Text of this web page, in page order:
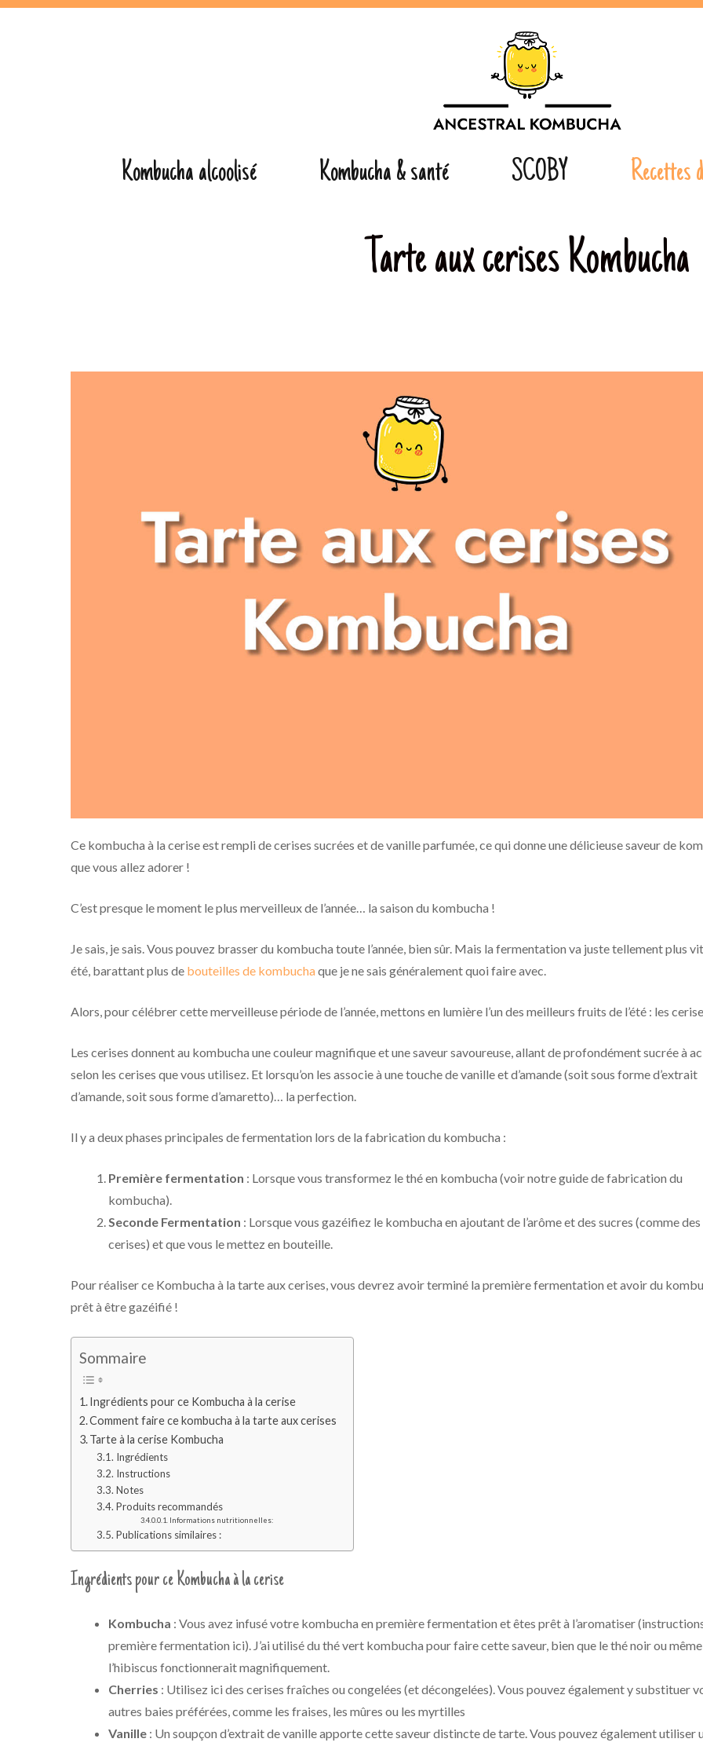
Aller
Kombucha alcoolisé Kombucha & santé SCOBY Recettes
Tarte aux cerises Kombucha
Ce kombucha à la cerise est rempli de cerises sucrées et de vanille parfumée, ce qui donne une délicieuse saveur de
que vous allez adorer !
C’est presque le moment le plus merveilleux de l’année… la saison du kombucha !
Je sais, je sais. Vous pouvez brasser du kombucha toute l’année, bien sûr. Mais la fermentation va juste tellement plus
été, barattant plus de bouteilles de kombuchaque je ne sais généralement quoi faire avec.
Alors, pour célébrer cette merveilleuse période de l’année, mettons en lumière l’un des meilleurs fruits de l’été : les
Les cerises donnent au kombucha une couleur magnifique et une saveur savoureuse, allant de profondément sucrée à
selon les cerises que vous utilisez. Et lorsqu’on les associe à une touche de vanille et d’amande (soit sous forme d’extrait
d’amande, soit sous forme d’amaretto)… la perfection.
Il y a deux phases principales de fermentation lors de la fabrication du kombucha :
Première fermentation : Lorsque vous transformez le thé en kombucha (voir notre guide de fabrication du
kombucha).
Seconde Fermentation : Lorsque vous gazéifiez le kombucha en ajoutant de l’arôme et des sucres (comme des
cerises) et que vous le mettez en bouteille.
Pour réaliser ce Kombucha à la tarte aux cerises, vous devrez avoir terminé la première fermentation et avoir du
prêt à être gazéifié !
Sommaire
Ingrédients pour ce Kombucha à la cerise
Comment faire ce kombucha à la tarte aux cerises
Tarte à la cerise Kombucha
Ingrédients
Instructions
Notes
Produits recommandés
Informations nutritionnelles:
Publications similaires :
Ingrédients pour ce Kombucha à la cerise
Kombucha : Vous avez infusé votre kombucha en première fermentation et êtes prêt à l’aromatiser
première fermentation ici). J’ai utilisé du thé vert kombucha pour faire cette saveur, bien que le thé noir ou même
l’hibiscus fonctionnerait magnifiquement.
Cherries : Utilisez ici des cerises fraîches ou congelées (et décongelées). Vous pouvez également y substituer
autres baies préférées, comme les fraises, les mûres ou les myrtilles
Vanille: Un soupçon d’extrait de vanille apporte cette saveur distincte de tarte. Vous pouvez également utiliser